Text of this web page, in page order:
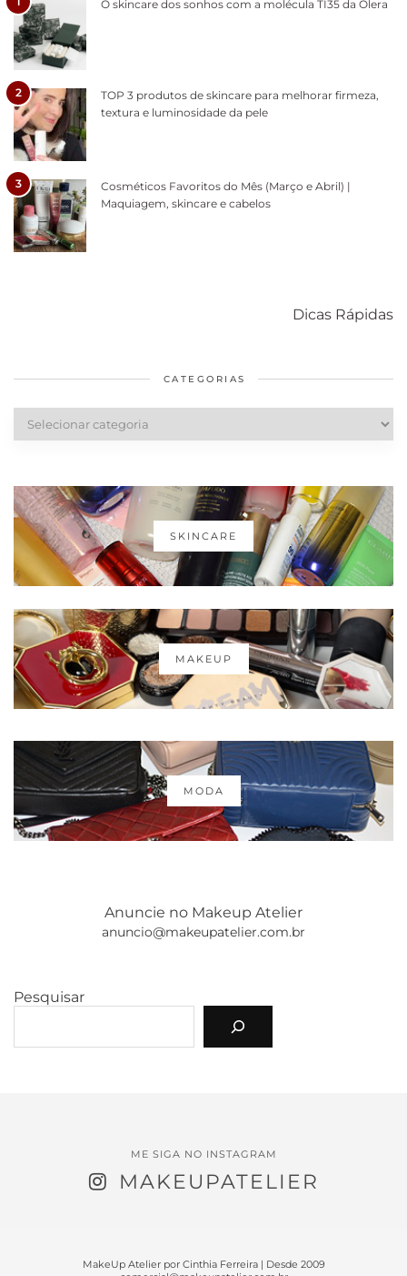
O skincare dos sonhos com a molécula TI35 da Olera
2
TOP 3 produtos de skincare para melhorar firmeza,
textura e luminosidade da pele
3
Cosméticos Favoritos do Mês (Março e Abril) |
Maquiagem, skincare e cabelos
Dicas Rápidas
diários
cabelos
CATEGORIAS
Categorias
SKINCARE
MAKEUP
MODA
Anuncie no Makeup Atelier
anuncio@makeupatelier.com.br
Pesquisar
ME SIGA NO INSTAGRAM
MAKEUPATELIER
MakeUp Atelier por Cinthia Ferreira | Desde 2009